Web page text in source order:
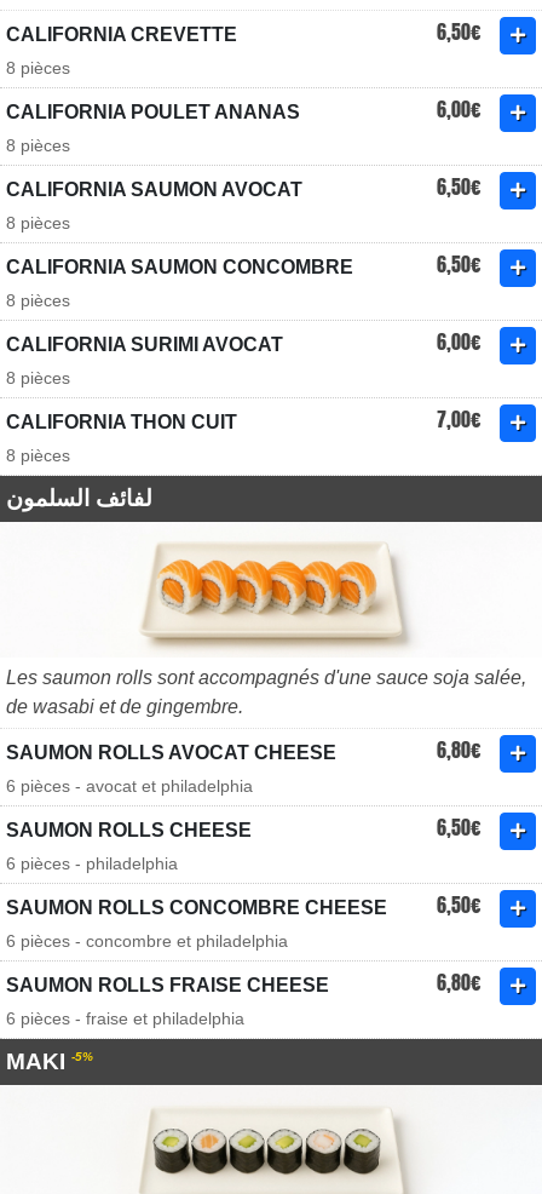
CALIFORNIA CREVETTE 6,50€
8 pièces
CALIFORNIA POULET ANANAS 6,00€
8 pièces
CALIFORNIA SAUMON AVOCAT 6,50€
8 pièces
CALIFORNIA SAUMON CONCOMBRE 6,50€
8 pièces
CALIFORNIA SURIMI AVOCAT 6,00€
8 pièces
CALIFORNIA THON CUIT 7,00€
8 pièces
لفائف السلمون
Les saumon rolls sont accompagnés d'une sauce soja salée,
de wasabi et de gingembre.
SAUMON ROLLS AVOCAT CHEESE 6,80€
6 pièces - avocat et philadelphia
SAUMON ROLLS CHEESE 6,50€
6 pièces - philadelphia
SAUMON ROLLS CONCOMBRE CHEESE 6,50€
6 pièces - concombre et philadelphia
SAUMON ROLLS FRAISE CHEESE 6,80€
6 pièces - fraise et philadelphia
MAKI -5%